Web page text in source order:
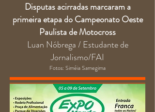
Disputas acirradas marcaram a
primeira etapa do Campeonato Oeste
Paulista de Motocross
Luan Nóbrega / Estudante de
Jornalismo/FAI
Fotos: Siméia Samegima